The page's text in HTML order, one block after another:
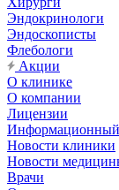
Эндокринологи
Эндоскописты
Флебологи
Акции
О клинике
О компании
Лицензии
Информационный
Новости клиники
Новости
Врачи